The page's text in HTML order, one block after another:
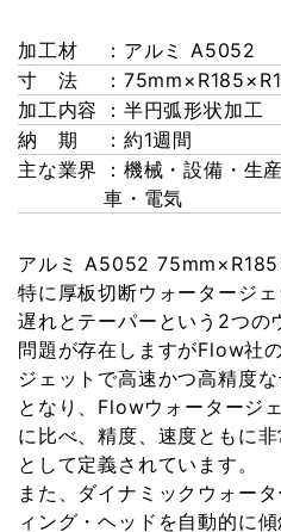
加工材
：アルミ A5052
寸 法
：
加工内容
：半円弧形状加工
納 期
：約1週間
主な業界
：機械・設備・生
車・電気
アルミ A5052
特に厚板切断ウォータージ
遅れとテーパーという2つの
問題が存在しますがFlow社
ジェットで高速かつ高精度
となり、Flowウォータージ
に比べ、精度、速度ともに
として定義されています。
また、ダイナミックウォー
ィング・ヘッドを自動的に